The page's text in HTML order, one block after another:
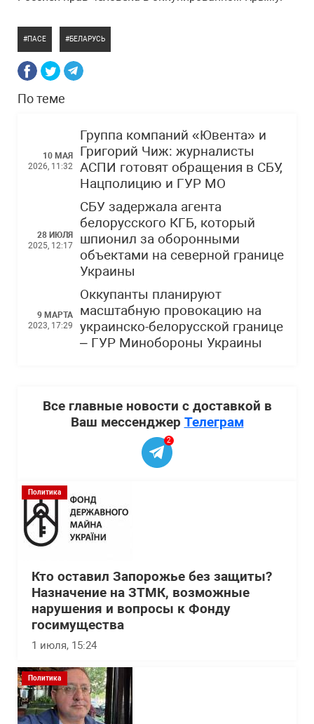
ПАСЕ БЕЛАРУСЬ
По теме
10 МАЯ
2026, 11:32
Группа компаний «Ювента» и
Григорий Чиж: журналисты
АСПИ готовят обращения в СБУ,
Нацполицию и ГУР МО
28 ИЮЛЯ
2025, 12:17
СБУ задержала агента
белорусского КГБ, который
шпионил за оборонными
объектами на северной границе
Украины
9 МАРТА
2023, 17:29
Оккупанты планируют
масштабную провокацию на
украинско-белорусской границе
– ГУР Минобороны Украины
Все главные новости с доставкой в
Ваш мессенджер Телеграм
2
Политика
Кто оставил Запорожье без защиты?
Назначение на ЗТМК, возможные
нарушения и вопросы к Фонду
госимущества
1 июля, 15:24
Политика